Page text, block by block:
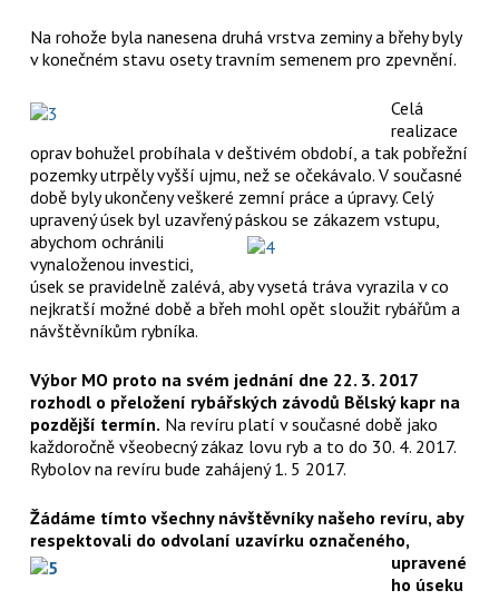
Na rohože byla nanesena druhá vrstva zeminy a břehy byly
v konečném stavu osety travním semenem pro zpevnění.
Celá
realizace
oprav bohužel probíhala v deštivém období, a tak pobřežní
pozemky utrpěly vyšší ujmu, než se očekávalo. V současné
době byly ukončeny veškeré zemní práce a úpravy. Celý
upravený úsek byl uzavřený páskou se zákazem vstupu,
abychom ochránili
vynaloženou investici,
úsek se pravidelně zalévá, aby vysetá tráva vyrazila v co
nejkratší možné době a břeh mohl opět sloužit rybářům a
návštěvníkům rybníka.
Výbor MO proto na svém jednání dne 22. 3. 2017
rozhodl o přeložení rybářských závodů Bělský kapr na
pozdější termín. Na revíru platí v současné době jako
každoročně všeobecný zákaz lovu ryb a to do 30. 4. 2017.
Rybolov na revíru bude zahájený 1. 5 2017.
Žádáme tímto všechny návštěvníky našeho revíru, aby
respektovali do odvolaní uzavírku označeného,
upravené
ho úseku